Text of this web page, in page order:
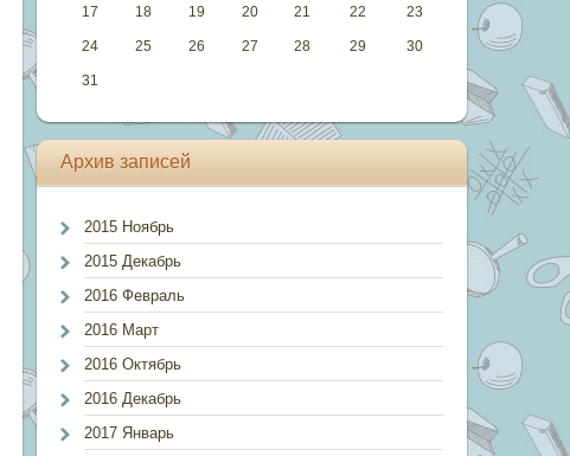
17 18 19 20 21 22 23
24 25 26 27 28 29 30
31
Архив записей
2015 Ноябрь
2015 Декабрь
2016 Февраль
2016 Март
2016 Октябрь
2016 Декабрь
2017 Январь